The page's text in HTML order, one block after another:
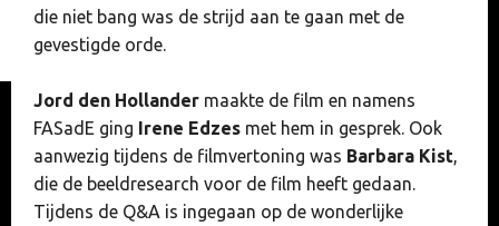
die niet bang was de strijd aan te gaan met de
gevestigde orde.
Jord den Hollander maakte de film en namens
FASadE ging Irene Edzes met hem in gesprek. Ook
aanwezig tijdens de filmvertoning was Barbara Kist,
die de beeldresearch voor de film heeft gedaan.
Tijdens de Q&A is ingegaan op de wonderlijke